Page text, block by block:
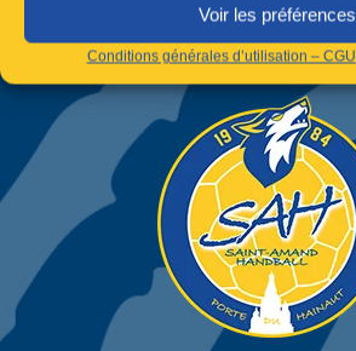
Voir les préférences
Conditions générales d’utilisation – CGU